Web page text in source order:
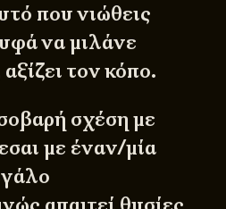
που νιώθεις
να μιλάνε
τον κόπο.
σχέση με
με έναν/μία